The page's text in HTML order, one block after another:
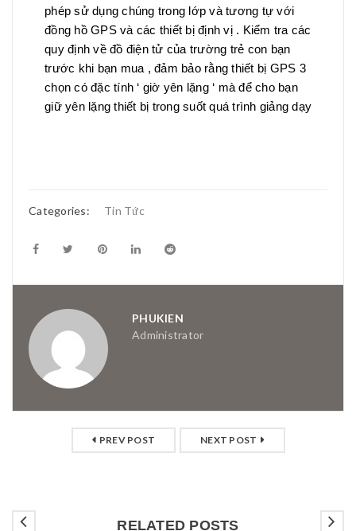
phép sử dụng chúng trong lớp và tương tự với
đồng hồ GPS và các thiết bị định vị . Kiểm tra các
quy định về đồ điện tử của trường trẻ con bạn
trước khi bạn mua , đảm bảo rằng thiết bị GPS 3
chọn có đặc tính ‘ giờ yên lặng ‘ mà để cho bạn
giữ yên lặng thiết bị trong suốt quá trình giảng dạy
Categories: Tin Tức
PHUKIEN
Administrator
PREV POST NEXT POST
RELATED POSTS